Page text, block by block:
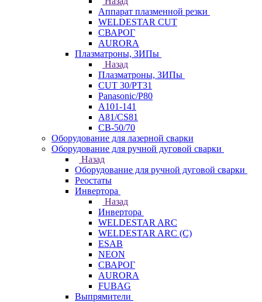
Аппарат плазменной резки
WELDESTAR CUT
СВАРОГ
AURORA
Плазматроны, ЗИПы
Назад
Плазматроны, ЗИПы
CUT 30/PT31
Panasonic/P80
А101-141
А81/CS81
СВ-50/70
Оборудование для лазерной сварки
Оборудование для ручной дуговой сварки
Назад
Оборудование для ручной дуговой сварки
Реостаты
Инвертора
Назад
Инвертора
WELDESTAR ARC
WELDESTAR ARC (С)
ESAB
NEON
СВАРОГ
AURORA
FUBAG
Выпрямители